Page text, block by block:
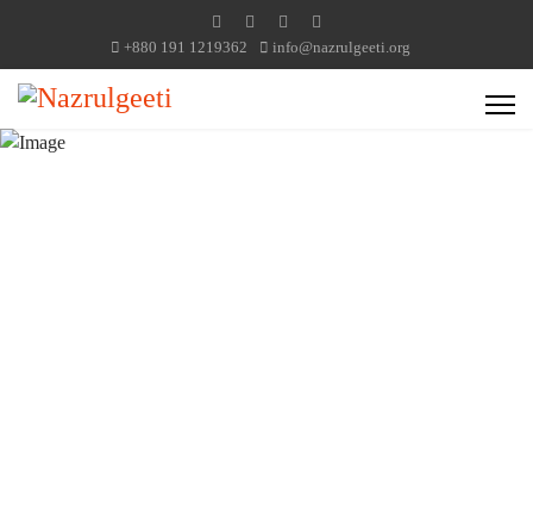
+880 191 1219362 info@nazrulgeeti.org